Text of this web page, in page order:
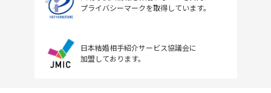
プライバシーマークを取得しています。
日本結婚相手紹介サービス協議会に
加盟しております。